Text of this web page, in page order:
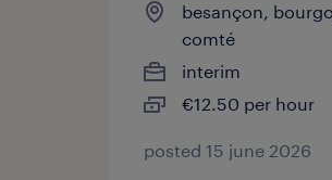
besançon,
comté
interim
€12.50 per hour
posted 15 june 2026